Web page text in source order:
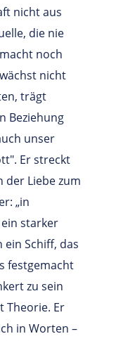
nicht aus
die nie
noch
nicht
trägt
Beziehung
unser
Er streckt
der Liebe zum
„in
starker
Schiff, das
festgemacht
zu sein
Theorie. Er
in Worten –